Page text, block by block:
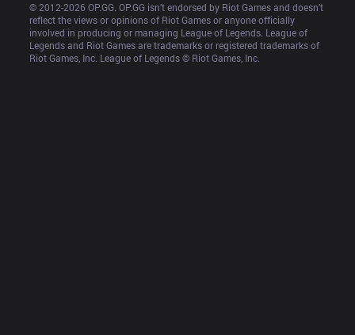
© 2012-2026 OP.GG. OP.GG isn’t endorsed by Riot Games and doesn’t
reflect the views or opinions of Riot Games or anyone officially
involved in producing or managing League of Legends. League of
Legends and Riot Games are trademarks or registered trademarks of
Riot Games, Inc. League of Legends © Riot Games, Inc.